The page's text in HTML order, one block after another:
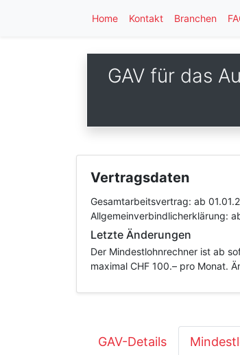
Home Kontakt Branchen
GAV für das
Vertragsdaten
Gesamtarbeitsvertrag: ab
Allgemeinverbindlicherklärung:
Letzte Änderungen
Der Mindestlohnrechner ist ab
maximal CHF 100.– pro Monat.
GAV-Details